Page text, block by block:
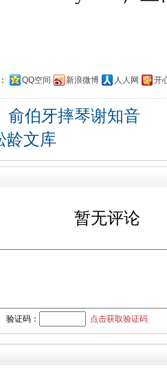
QQ空间 新浪微博 人人网 开
伯牙摔琴谢知音
龄文库
暂无评论
证码： 点击获取验证码